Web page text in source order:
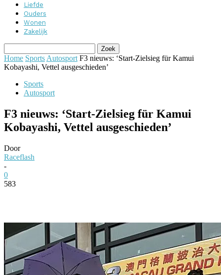
Liefde
Ouders
Wonen
Zakelijk
Home Sports Autosport F3 nieuws: ‘Start-Zielsieg für Kamui
Kobayashi, Vettel ausgeschieden’
Sports
Autosport
F3 nieuws: ‘Start-Zielsieg für Kamui
Kobayashi, Vettel ausgeschieden’
Door
Raceflash
-
0
583